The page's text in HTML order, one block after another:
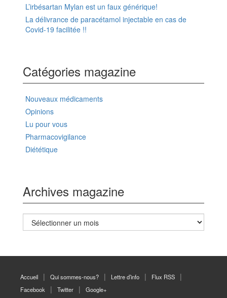
L’irbésartan Mylan est un faux générique!
La délivrance de paracétamol injectable en cas de
Covid-19 facilitée !!
Catégories magazine
Nouveaux médicaments
Opinions
Lu pour vous
Pharmacovigilance
Diététique
Archives magazine
Archives
magazine
Accueil Qui sommes-nous? Lettre d’info
Flux RSS
Facebook
Twitter Google+